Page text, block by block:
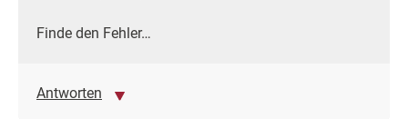
Finde den Fehler…
Antworten